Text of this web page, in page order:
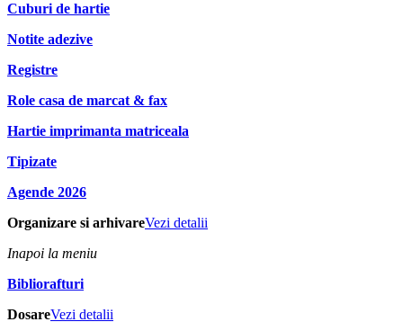
Cuburi de hartie
Notite adezive
Registre
Role casa de marcat & fax
Hartie imprimanta matriceala
Tipizate
Agende 2026
Organizare si arhivareVezi detalii
Inapoi la meniu
Bibliorafturi
DosareVezi detalii